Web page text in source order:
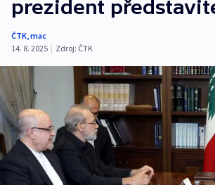
prezident
ČTK,mac
14. 8. 2025 | Zdroj: ČTK